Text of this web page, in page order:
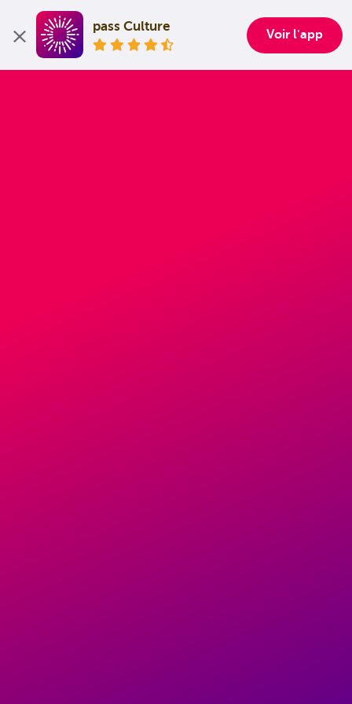
pass Culture
Voir l'app